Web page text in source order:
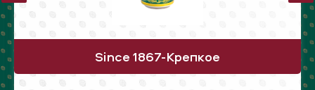
Since 1867-Крепкое